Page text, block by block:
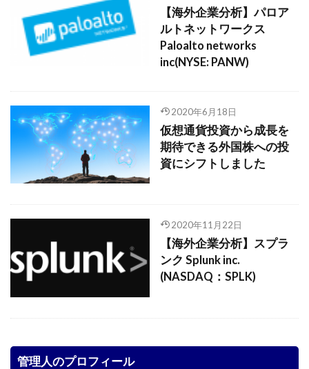
【海外企業分析】パロア
ルトネットワークス
Paloalto networks
inc(NYSE: PANW)
2020年6月18日
仮想通貨投資から成長を
期待できる外国株への投
資にシフトしました
2020年11月22日
【海外企業分析】スプラ
ンク Splunk inc.
(NASDAQ：SPLK)
管理人のプロフィール